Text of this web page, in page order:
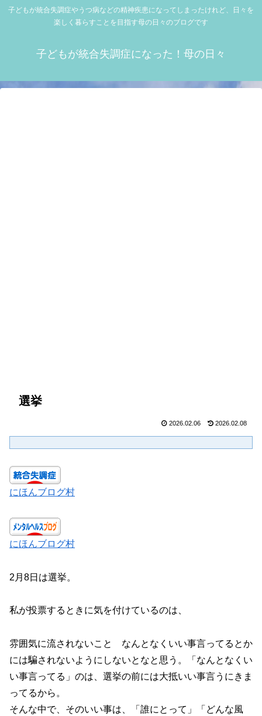
子どもが統合失調症やうつ病などの精神疾患になってしまったけれど、日々を
楽しく暮らすことを目指す母の日々のブログです
子どもが統合失調症になった！母の日々
選挙
2026.02.06 2026.02.08
にほんブログ村
にほんブログ村
2月8日は選挙。
私が投票するときに気を付けているのは、
雰囲気に流されないこと なんとなくいい事言ってるとか
には騙されないようにしないとなと思う。「なんとなくい
い事言ってる」のは、選挙の前には大抵いい事言うにきま
ってるから。
そんな中で、そのいい事は、「誰にとって」「どんな風